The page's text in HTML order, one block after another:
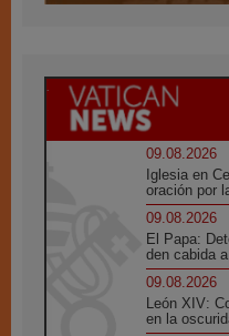
09.08.2026
Iglesia en
oración por
09.08.2026
El Papa:
den cabida
09.08.2026
León XIV:
en la